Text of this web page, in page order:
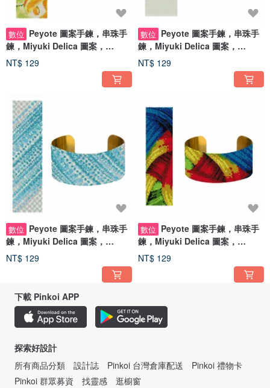
數位 Peyote 圖案手鍊，串珠手
鍊，Miyuki Delica 圖案，
Peyote Stitch
NT$ 129
數位 Peyote 圖案手鍊，串珠手
鍊，Miyuki Delica 圖案，
Peyote Stitch
NT$ 129
數位 Peyote 圖案手鍊，串珠手
鍊，Miyuki Delica 圖案，
Peyote Stitch
NT$ 129
數位 Peyote 圖案手鍊，串珠手
鍊，Miyuki Delica 圖案，
Peyote Stitch
NT$ 129
下載 Pinkoi APP
探索好設計
所有商品分類
設計誌 Pinkoi 台灣倉庫配送
Pinkoi 禮物卡
Pinkoi 群眾募資
找靈感 逛櫥窗